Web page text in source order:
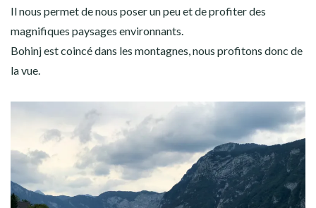
Il nous permet de nous poser un peu et de profiter des
magnifiques paysages environnants.
Bohinj est coincé dans les montagnes, nous profitons donc de
la vue.